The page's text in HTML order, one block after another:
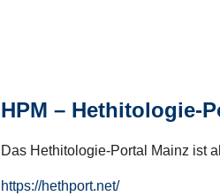
HPM – Hethitologie-
Das Hethitologie-Portal Mainz ist
https://hethport.net/